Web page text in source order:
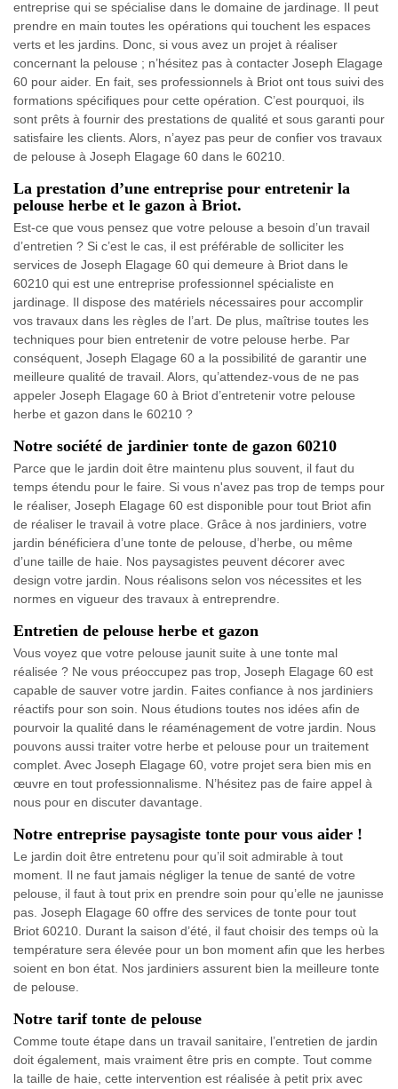
entreprise qui se spécialise dans le domaine de jardinage. Il peut
prendre en main toutes les opérations qui touchent les espaces
verts et les jardins. Donc, si vous avez un projet à réaliser
concernant la pelouse ; n’hésitez pas à contacter Joseph Elagage
60 pour aider. En fait, ses professionnels à Briot ont tous suivi des
formations spécifiques pour cette opération. C’est pourquoi, ils
sont prêts à fournir des prestations de qualité et sous garanti pour
satisfaire les clients. Alors, n’ayez pas peur de confier vos travaux
de pelouse à Joseph Elagage 60 dans le 60210.
La prestation d’une entreprise pour entretenir la
pelouse herbe et le gazon à Briot.
Est-ce que vous pensez que votre pelouse a besoin d’un travail
d’entretien ? Si c’est le cas, il est préférable de solliciter les
services de Joseph Elagage 60 qui demeure à Briot dans le
60210 qui est une entreprise professionnel spécialiste en
jardinage. Il dispose des matériels nécessaires pour accomplir
vos travaux dans les règles de l’art. De plus, maîtrise toutes les
techniques pour bien entretenir de votre pelouse herbe. Par
conséquent, Joseph Elagage 60 a la possibilité de garantir une
meilleure qualité de travail. Alors, qu’attendez-vous de ne pas
appeler Joseph Elagage 60 à Briot d’entretenir votre pelouse
herbe et gazon dans le 60210 ?
Notre société de jardinier tonte de gazon 60210
Parce que le jardin doit être maintenu plus souvent, il faut du
temps étendu pour le faire. Si vous n'avez pas trop de temps pour
le réaliser, Joseph Elagage 60 est disponible pour tout Briot afin
de réaliser le travail à votre place. Grâce à nos jardiniers, votre
jardin bénéficiera d’une tonte de pelouse, d’herbe, ou même
d’une taille de haie. Nos paysagistes peuvent décorer avec
design votre jardin. Nous réalisons selon vos nécessites et les
normes en vigueur des travaux à entreprendre.
Entretien de pelouse herbe et gazon
Vous voyez que votre pelouse jaunit suite à une tonte mal
réalisée ? Ne vous préoccupez pas trop, Joseph Elagage 60 est
capable de sauver votre jardin. Faites confiance à nos jardiniers
réactifs pour son soin. Nous étudions toutes nos idées afin de
pourvoir la qualité dans le réaménagement de votre jardin. Nous
pouvons aussi traiter votre herbe et pelouse pour un traitement
complet. Avec Joseph Elagage 60, votre projet sera bien mis en
œuvre en tout professionnalisme. N’hésitez pas de faire appel à
nous pour en discuter davantage.
Notre entreprise paysagiste tonte pour vous aider !
Le jardin doit être entretenu pour qu’il soit admirable à tout
moment. Il ne faut jamais négliger la tenue de santé de votre
pelouse, il faut à tout prix en prendre soin pour qu’elle ne jaunisse
pas. Joseph Elagage 60 offre des services de tonte pour tout
Briot 60210. Durant la saison d’été, il faut choisir des temps où la
température sera élevée pour un bon moment afin que les herbes
soient en bon état. Nos jardiniers assurent bien la meilleure tonte
de pelouse.
Notre tarif tonte de pelouse
Comme toute étape dans un travail sanitaire, l’entretien de jardin
doit également, mais vraiment être pris en compte. Tout comme
la taille de haie, cette intervention est réalisée à petit prix avec